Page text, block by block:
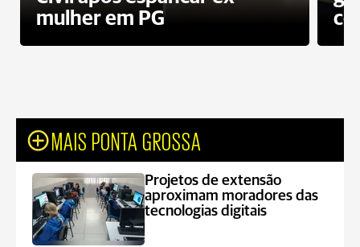
mulher em PG
MAIS PONTA GROSSA
Projetos de extensão
aproximam moradores das
tecnologias digitais